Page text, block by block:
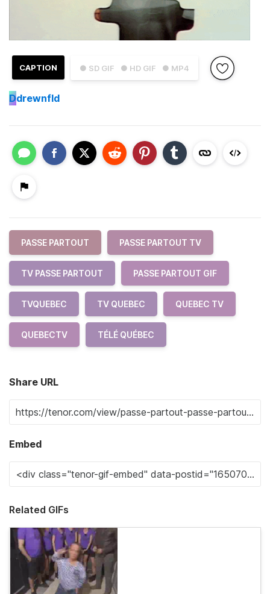
● SD GIF ● HD GIF ● MP4
CAPTION
Ddrewnfld
PASSE PARTOUT PASSE PARTOUT TV
TV PASSE PARTOUT PASSE PARTOUT GIF
TVQUEBEC TV QUEBEC QUEBEC TV
QUEBECTV TÉLÉ QUÉBEC
Share URL
Embed
Related GIFs